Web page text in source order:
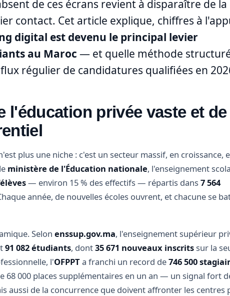
de ces écrans revient à disparaître de la
contact. Cet article explique, chiffres à
digital est devenu le principal levier
au Maroc — et quelle méthode
régulier de candidatures qualifiées en
l'éducation privée vaste et
plus une niche : c'est un secteur massif, en croissance,
ministère de l'Éducation nationale, l'enseignement
— environ 15 % des effectifs — répartis dans 7 564
année, de nouvelles écoles ouvrent, et chacune se
Selon enssup.gov.ma, l'enseignement supérieur
91 082 étudiants, dont35 671 nouveaux inscritssur la
l'OFPPTa franchi un record de746 500
68 000 places supplémentaires en un an — un signal fort
aussi de la concurrence que doivent affronter les centres